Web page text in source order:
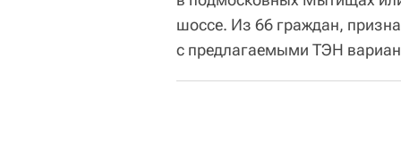
шоссе. Из 66 граждан,
с предлагаемыми ТЭН